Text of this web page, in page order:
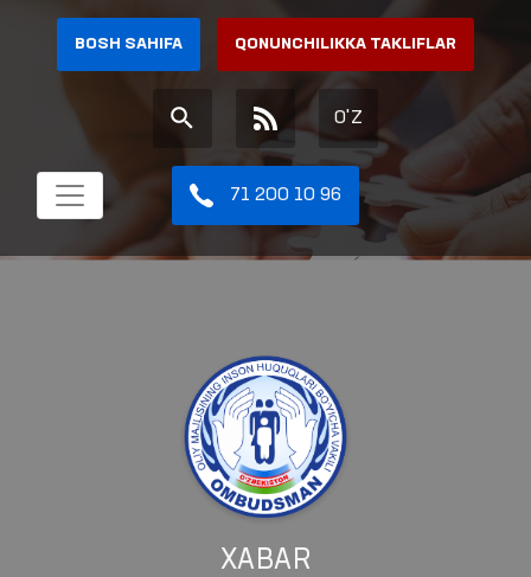
BOSH SAHIFA QONUNCHILIKKA TAKLIFLAR
O'Z
71 200 10 96
XABAR